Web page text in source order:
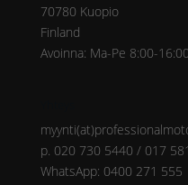
70780 Kuopio
Finland
Avoinna: Ma-Pe 8:00-16:00
p. 020 730 5440 / 017
WhatsApp: 0400 271 555